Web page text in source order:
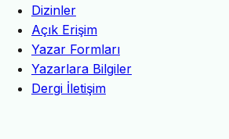
Dizinler
Açık Erişim
Yazar Formları
Yazarlara Bilgiler
Dergi İletişim